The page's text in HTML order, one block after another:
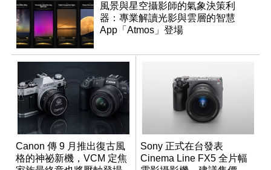
風景與星空攝影師的氣象決策利
器：專業解讀光影與雲層的智慧
App「Atmos」登場
Canon 傳 9 月推出復古風
格的神祕新機，VCM 定焦
Sony 正式在台發表
Cinema Line FX5 全片幅